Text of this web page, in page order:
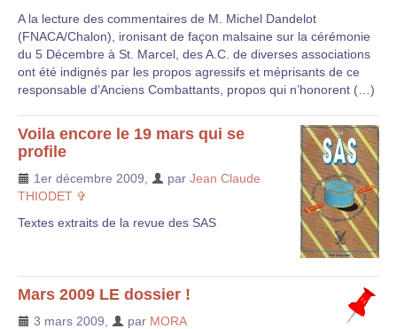
A la lecture des commentaires de M. Michel Dandelot
(FNACA/Chalon), ironisant de façon malsaine sur la cérémonie
du 5 Décembre à St. Marcel, des A.C. de diverses associations
ont été indignés par les propos agressifs et méprisants de ce
responsable d’Anciens Combattants, propos qui n’honorent (…)
Voila encore le 19 mars qui se
profile
1er décembre 2009 par Jean Claude
THIODET ✞
Textes extraits de la revue des SAS
Mars 2009 LE dossier !
3 mars 2009 par MORA